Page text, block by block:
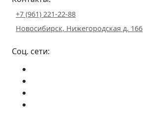
+7 (961) 221-22-88
Новосибирск, Нижегородская д. 166
Соц. сети: